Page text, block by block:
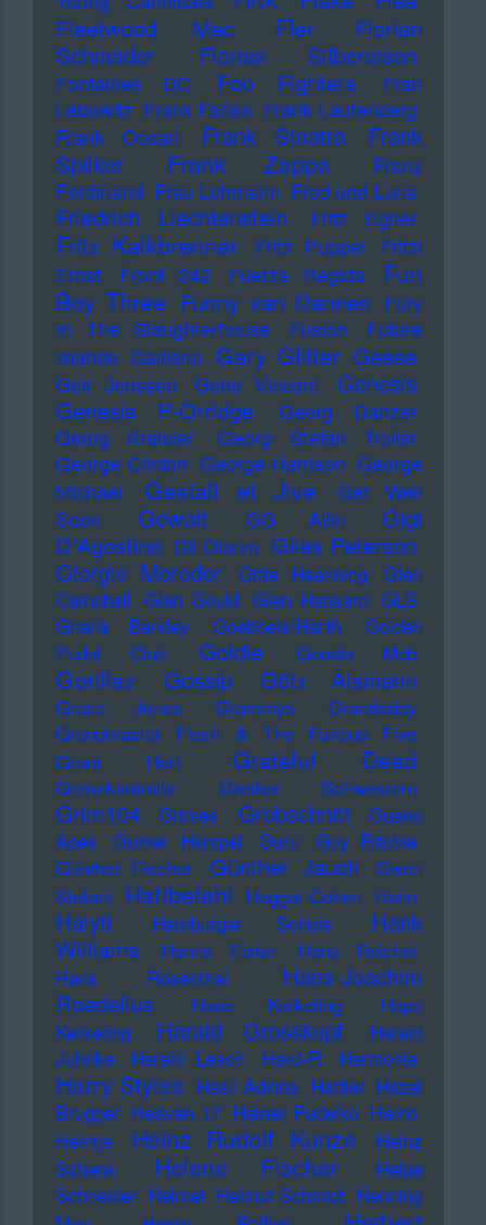
Fleetwood Mac
Fler
Florian
Schneider
Florian Silbereisen
Fontaines DC Foo Fighters
Fran
Lebowitz Frank Farian Frank Laufenberg
Frank Ocean
Frank Sinatra
Frank
Spilker
Frank Zappa
Franz
Ferdinand Frau Lehmann Fred und Luna
Friedrich Liechtenstein Fritz Egner
Fritz Kalkbrenner Fritz Puppel
Fritzi
Ernst
Front 242 Fuerza Regida
Fun
Boy Three Funny van Dannen Fury
In The Slaughterhouse
Fusion
Future
Islands Galliano Gary Glitter Geese
Geir Jenssen Gene Vincent
Genesis
Genesis P-Orridge
Georg Danzer
Georg Kreisler
Georg Stefan Troller
George Clinton George Harrison George
Michael
Gestalt et Jive
Get Well
Soon
Gewalt GG Allin
Gigi
D'Agostino Gil Ofarim Giles Peterson
Giorgio Moroder
Gitte Haenning
Glen
Campbell Glen Gould Glen Hansard GLS
Gnarls Barkley
Goebbels/Harth
Golden
Pudel Club
Goldie Goodie Mob
Gorillaz Gossip Götz Alsmann
Grace Jones Grammys
Grandaddy
Grandmaster Flash & The Furious Five
Grant Hart
Grateful Dead
Grenzkontrolle Grether Schwestern
Grim104 Grimes Grobschnitt
Guano
Apes
Gunter Hampel Guru
Guy Ritchie
Günther Fischer
Günther Jauch
Gwen
Stefani Haftbefehl Haggai Cohen Haim
Haiyti Hamburger Schule
Hank
Williams
Hanns Eisler
Hans Reichel
Hans Rosenthal
Hans-Joachim
Roedelius
Haoe Kerkeling
Hape
Kerkeling
Harald Grosskopf
Harald
Juhnke
Harald Lesch Hard-Fi Harmonia
Harry Styles Hasil Adkins Hattler Hazel
Brugger Heaven 17 Heiner Pudelko Heino
Heintje
Heinz Rudolf Kunze
Heinz
Schenk
Helene Fischer
Helge
Schneider Helmet Helmut Schmidt Henning